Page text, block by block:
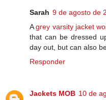
Sarah 9 de agosto de
Agrey varsity jacket
that can be dressed
day out, but can also
Responder
Jackets MOB 10 de